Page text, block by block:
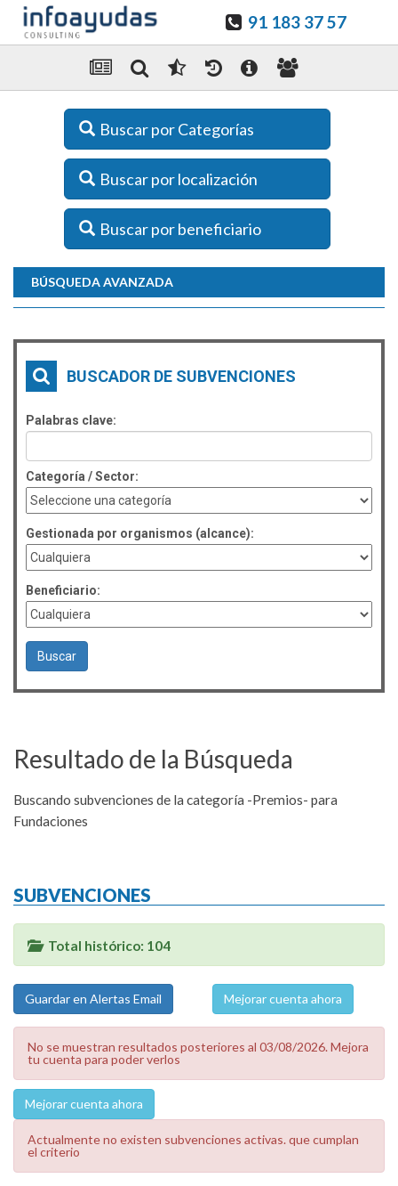
91 183 37 57
Buscar por Categorías
Buscar por localización
Buscar por beneficiario
BÚSQUEDA AVANZADA
BUSCADOR DE SUBVENCIONES
Palabras clave:
Categoría / Sector:
Gestionada por organismos (alcance):
Beneficiario:
Resultado de la Búsqueda
Buscando subvenciones de la categoría -Premios- para
Fundaciones
SUBVENCIONES
Total histórico: 104
Mejorar cuenta ahora
No se muestran resultados posteriores al 03/08/2026. Mejora
tu cuenta para poder verlos
Mejorar cuenta ahora
Actualmente no existen subvenciones activas. que cumplan
el criterio